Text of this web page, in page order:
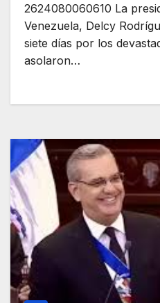
2624080060610 La
Venezuela, Delcy
siete días por los
asolaron…